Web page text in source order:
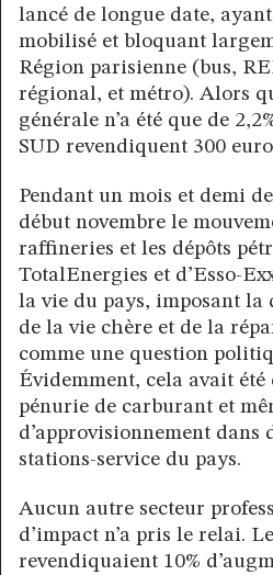
lancé de longue date,
mobilisé et bloquant
Région parisienne (bus,
régional, et métro). Alors
générale n’a été que de
SUD revendiquent 300
Pendant un mois et demi
début novembre le
raffineries et les dépôts
TotalEnergies et d’Esso-
la vie du pays, imposant la
de la vie chère et de la
comme une question
Évidemment, cela avait
pénurie de carburant et
d’approvisionnement dans
stations-service du pays.
Aucun autre secteur
d’impact n’a pris le relai.
revendiquaient 10%